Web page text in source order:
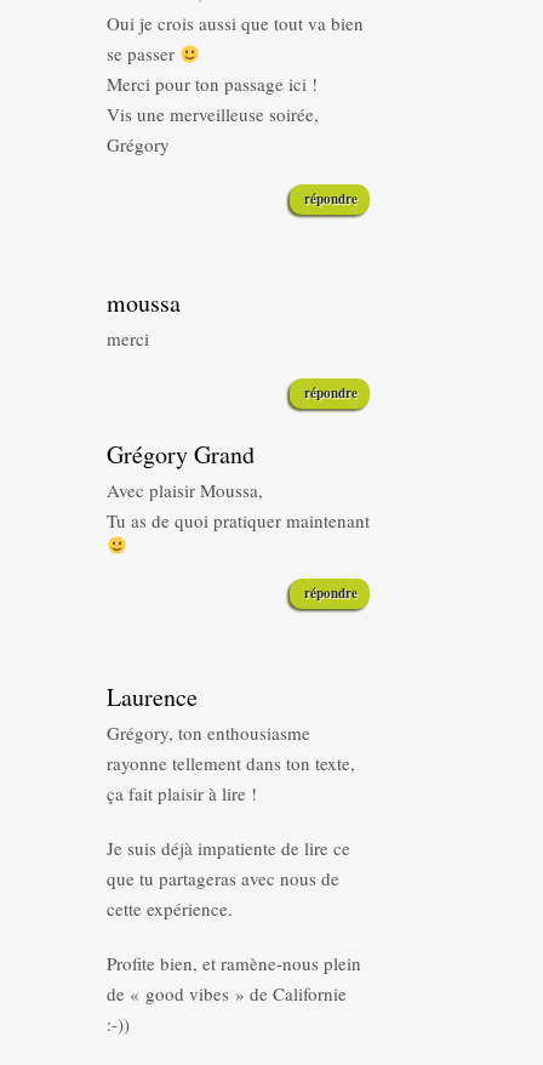
Oui je crois aussi que tout va bien
se passer
Merci pour ton passage ici !
Vis une merveilleuse soirée,
Grégory
répondre
moussa
merci
répondre
Grégory Grand
Avec plaisir Moussa,
Tu as de quoi pratiquer maintenant
répondre
Laurence
Grégory, ton enthousiasme
rayonne tellement dans ton texte,
ça fait plaisir à lire !
Je suis déjà impatiente de lire ce
que tu partageras avec nous de
cette expérience.
Profite bien, et ramène-nous plein
de « good vibes » de Californie
:-))